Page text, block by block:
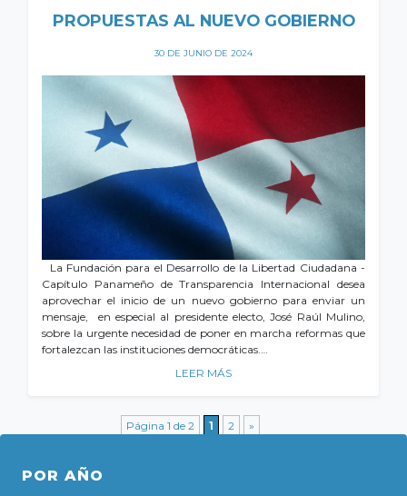
PROPUESTAS AL NUEVO GOBIERNO
30 DE JUNIO DE 2024
La Fundación para el Desarrollo de la Libertad Ciudadana -
Capítulo Panameño de Transparencia Internacional desea
aprovechar el inicio de un nuevo gobierno para enviar un
mensaje, en especial al presidente electo, José Raúl Mulino,
sobre la urgente necesidad de poner en marcha reformas que
fortalezcan las instituciones democráticas.…
LEER MÁS
Página 1 de 2 1 2 »
POR AÑO